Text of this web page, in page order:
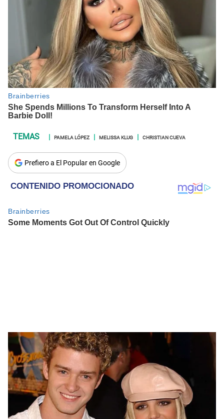
PAMELA LÓPEZ MELISSA KLUG CHRISTIAN CUEVA
Prefiero a El Popular en Google